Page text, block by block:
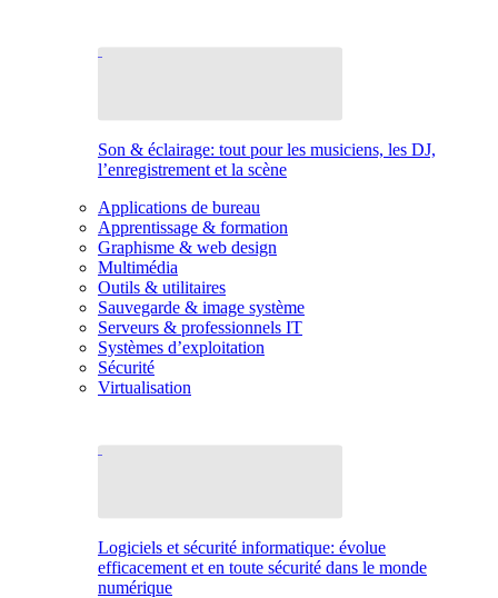
Son & éclairage: tout pour les musiciens, les DJ,
l’enregistrement et la scène
Applications de bureau
Apprentissage & formation
Graphisme & web design
Multimédia
Outils & utilitaires
Sauvegarde & image système
Serveurs & professionnels IT
Systèmes d’exploitation
Sécurité
Virtualisation
Logiciels et sécurité informatique: évolue
efficacement et en toute sécurité dans le monde
numérique